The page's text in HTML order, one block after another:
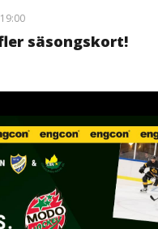
säsongskort!